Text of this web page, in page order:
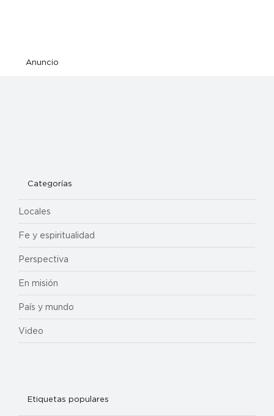
Anuncio
Categorías
Locales
Fe y espiritualidad
Perspectiva
En misión
País y mundo
Video
Etiquetas populares